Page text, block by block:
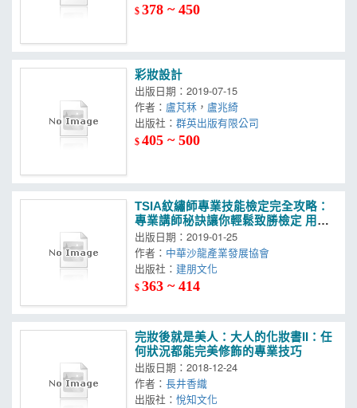
$378 ~ 450
彩妝設計
出版日期：2019-07-15
作者： 盧芃秝 ， 盧兆綺
出版社：
$405 ~ 500
TSIA紋繡師專業技能檢定完全攻略：
專業講師秘訣讓你輕鬆致勝檢定 用對
的方式學習更有效率
出版日期：2019-01-25
作者： 中華沙龍產業發展協會
出版社：
$363 ~ 414
完妝後就是美人：大人的化妝書II：任
何狀況都能完美修飾的專業技巧
出版日期：2018-12-24
作者：長井香織
出版社：